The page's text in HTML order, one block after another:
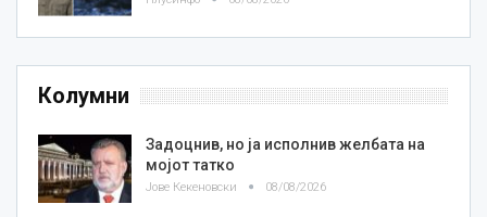
Колумни
Задоцнив, но ја исполнив желбата на
мојот татко
Јове Кекеновски 08/08/2026